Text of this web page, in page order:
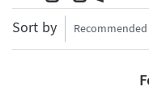
Sort by Recommended